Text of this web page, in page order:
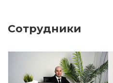
Сотрудники